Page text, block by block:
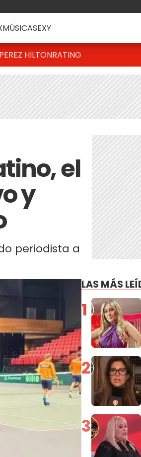
MÚSICASEXY
PEREZ HILTONRATING
el
y
periodista a
LAS MÁS
1
2
3